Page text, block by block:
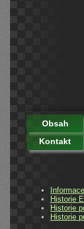
Obsah
Kontakt
Informace
Historie
Historie
Historie